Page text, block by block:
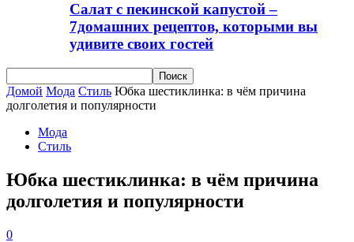
Салат с пекинской капустой –
7домашних рецептов, которыми вы
удивите своих гостей
Домой Мода Стиль Юбка шестиклинка: в чём причина
долголетия и популярности
Мода
Стиль
Юбка шестиклинка: в чём причина
долголетия и популярности
0